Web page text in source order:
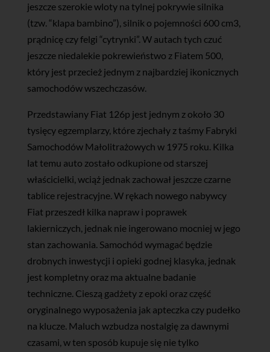
jeszcze szerokie wloty na tylnej pokrywie silnika
(tzw. “klapa bambino”), silnik o pojemności 600 cm3,
prądnicę czy felgi “cytrynki”. W autach tych czuć
jeszcze niedalekie pokrewieństwo z Fiatem 500,
który jest przecież jednym z najbardziej ikonicznych
samochodów wszechczasów.
Przedstawiany Fiat 126p jest jednym z około 30
tysięcy egzemplarzy, które zjechały z taśmy Fabryki
Samochodów Małolitrażowych w 1975 roku. Kilka
lat temu auto zostało odkupione od starszej
właścicielki, wciąż jednak zachował jeszcze czarne
tablice rejestracyjne. W rękach nowego nabywcy
Fiat przeszedł kilka napraw i poprawek
lakierniczych, jednak nie ingerowano mocniej w jego
stan zachowania. Samochód wymagać będzie
drobnych inwestycji i opieki godnej klasyka, jednak
jest kompletny oraz ma aktualne badanie
techniczne. Cieszą gadżety z epoki oraz część
oryginalnego wyposażenia jak apteczka czy pudełko
na klucze. Maluch wzbudza nostalgię za dawnymi
czasami, w ten sposób kupuje się nie tylko